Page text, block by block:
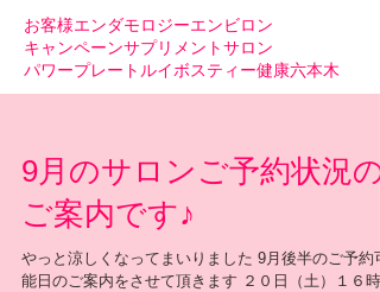
お客様エンダモロジーエンビロン
キャンペーンサプリメントサロン
パワープレート ルイボスティー健康六本木
9月のサロンご予約状況の
ご案内です♪
やっと涼しくなってまいりました 9月後半のご予約可
能日のご案内をさせて頂きます ２０日（土）１６時